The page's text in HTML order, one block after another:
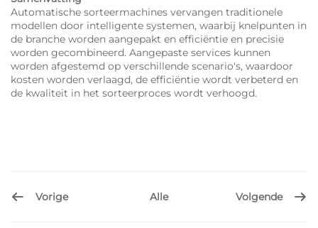
Automatische sorteermachines vervangen traditionele
modellen door intelligente systemen, waarbij knelpunten in
de branche worden aangepakt en efficiëntie en precisie
worden gecombineerd. Aangepaste services kunnen
worden afgestemd op verschillende scenario's, waardoor
kosten worden verlaagd, de efficiëntie wordt verbeterd en
de kwaliteit in het sorteerproces wordt verhoogd.
Vorige Alle Volgende